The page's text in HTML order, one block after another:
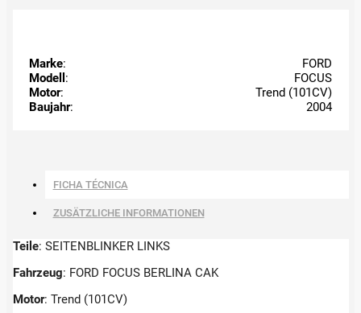
Marke:
FORD
Modell :
FOCUS
Motor:
Trend (101CV)
Baujahr: 2004
FICHA TÉCNICA
ZUSÄTZLICHE INFORMATIONEN
Teile: SEITENBLINKER LINKS
Fahrzeug: FORD FOCUS BERLINA CAK
Motor: Trend (101CV)